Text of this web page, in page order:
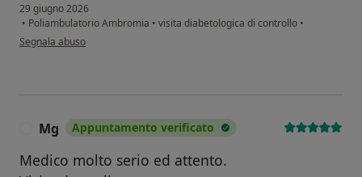
29 giugno 2026
• Poliambulatorio Ambromia • visita diabetologica di controllo •
secondo l'opinione dell'utente S.L.
Segnala abuso
Mg Appuntamento verificato
Medico molto serio ed attento.